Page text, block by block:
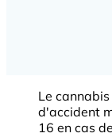
Le
d'accident
16 en cas